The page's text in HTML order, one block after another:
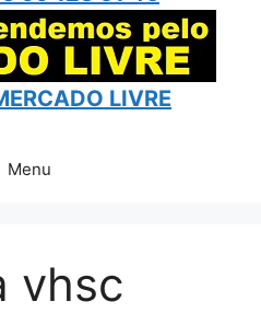
LIVRE
Menu
vhsc